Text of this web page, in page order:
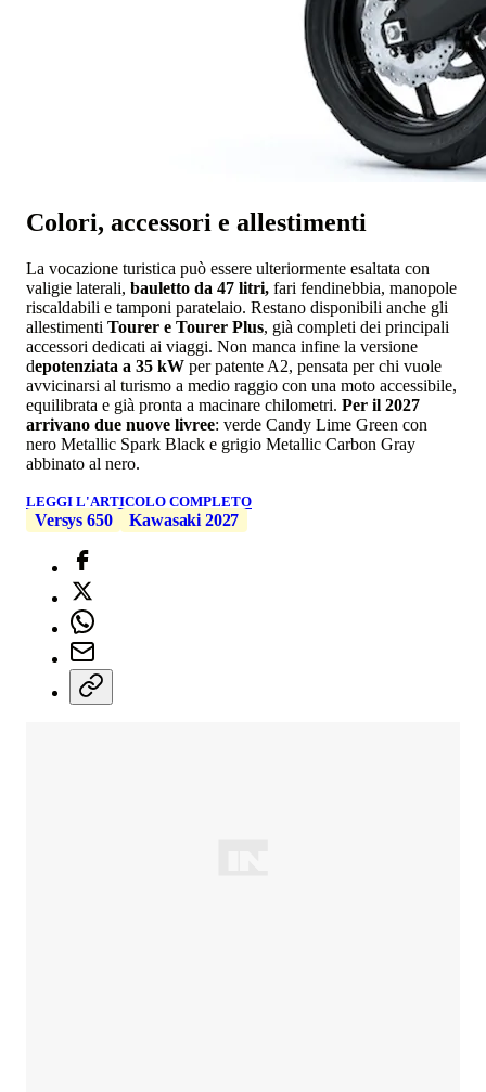
Colori, accessori e allestimenti
La vocazione turistica può essere ulteriormente esaltata con
valigie laterali, bauletto da 47 litri, fari fendinebbia, manopole
riscaldabili e tamponi paratelaio. Restano disponibili anche gli
allestimenti Tourer e Tourer Plus, già completi dei principali
accessori dedicati ai viaggi. Non manca infine la versione
depotenziata a 35 kW per patente A2, pensata per chi vuole
avvicinarsi al turismo a medio raggio con una moto accessibile,
equilibrata e già pronta a macinare chilometri. Per il 2027
arrivano due nuove livree: verde Candy Lime Green con
nero Metallic Spark Black e grigio Metallic Carbon Gray
abbinato al nero.
LEGGI L'ARTICOLO COMPLETO
Versys 650 Kawasaki 2027